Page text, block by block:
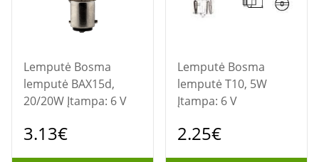
Lemputė Bosma
lemputė BAX15d,
20/20W Įtampa: 6 V
3.13€
Lemputė Bosma
lemputė T10, 5W
Įtampa: 6 V
2.25€